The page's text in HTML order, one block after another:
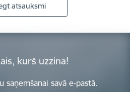
atsauksmi
kurš uzzina!
saņemšanai savā e-pastā.